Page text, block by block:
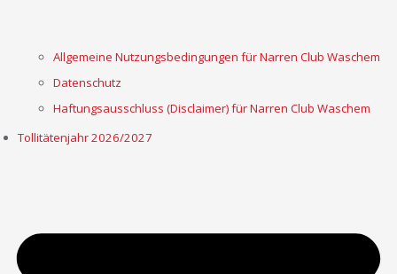
Allgemeine Nutzungsbedingungen für Narren Club Waschem
Datenschutz
Haftungsausschluss (Disclaimer) für Narren Club Waschem
Tollitätenjahr 2026/2027